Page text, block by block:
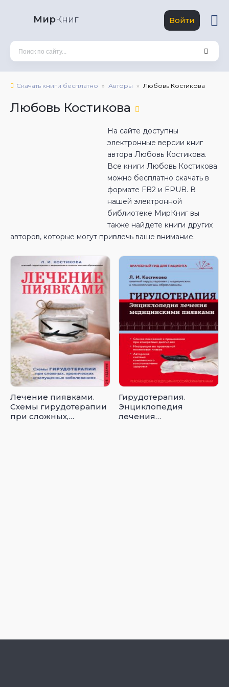
МирКниг Войти
Скачать книги бесплатно Авторы Любовь Костикова
Любовь Костикова
На сайте доступны
электронные версии книг
автора Любовь Костикова.
Все книги Любовь Костикова
можно бесплатно скачать в
формате FB2 и EPUB. В
нашей электронной
библиотеке МирКниг вы
также найдете книги других
авторов, которые могут привлечь ваше внимание.
Лечение пиявками.
Схемы гирудотерапии
при сложных,
Гирудотерапия.
Энциклопедия
лечения